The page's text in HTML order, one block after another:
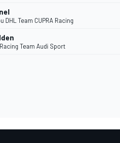
DHL Team CUPRA Racing
Team Audi Sport